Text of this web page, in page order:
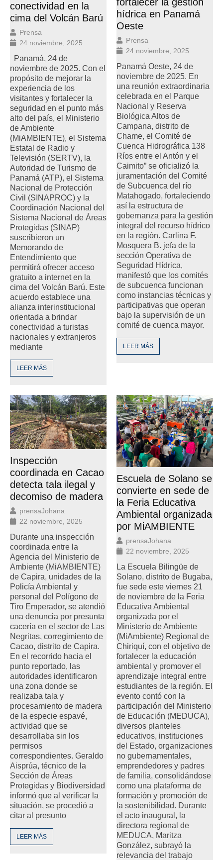
conectividad en la
cima del Volcán Barú
Prensa
24 noviembre, 2025
Panamá, 24 de
noviembre de 2025. Con el
propósito de mejorar la
experiencia de los
visitantes y fortalecer la
seguridad en el punto más
alto del país, el Ministerio
de Ambiente
(MiAMBIENTE), el Sistema
Estatal de Radio y
Televisión (SERTV), la
Autoridad de Turismo de
Panamá (ATP), el Sistema
Nacional de Protección
Civil (SINAPROC) y la
Coordinación Nacional del
Sistema Nacional de Áreas
Protegidas (SINAP)
suscribieron un
Memorando de
Entendimiento que
permitirá ofrecer acceso
gratuito a internet en la
cima del Volcán Barú. Este
acuerdo establece una
alianza interinstitucional
orientada a brindar
conectividad a turistas
nacionales y extranjeros
mediante
LEER MÁS
hídrica en Panamá
Oeste
Prensa
24 noviembre, 2025
Panamá Oeste, 24 de
noviembre de 2025. En
una reunión extraordinaria
celebrada en el Parque
Nacional y Reserva
Biológica Altos de
Campana, distrito de
Chame, el Comité de
Cuenca Hidrográfica 138
Ríos entre el Antón y el
Caimito” se oficializó la
juramentación del Comité
de Subcuenca del río
Matahogado, fortaleciendo
así la estructura de
gobernanza para la gestión
integral del recurso hídrico
en la región. Carlina F.
Mosquera B. jefa de la
sección Operativa de
Seguridad Hídrica,
manifestó que los comités
de subcuenca funcionan
como instancias técnicas y
participativas que operan
bajo la supervisión de un
comité de cuenca mayor.
LEER MÁS
Inspección
coordinada en Cacao
detecta tala ilegal y
decomiso de madera
prensaJohana
22 noviembre, 2025
Durante una inspección
coordinada entre la
Agencia del Ministerio de
Ambiente (MiAMBIENTE)
de Capira, unidades de la
Policía Ambiental y
personal del Polígono de
Tiro Emperador, se atendió
una denuncia por presunta
cacería en el sector de Las
Negritas, corregimiento de
Cacao, distrito de Capira.
En el recorrido hacia el
punto reportado, las
autoridades identificaron
una zona donde se
realizaba tala y
procesamiento de madera
de la especie espavé,
actividad que se
desarrollaba sin los
permisos
correspondientes. Geraldo
Aisprúa, técnico de la
Sección de Áreas
Protegidas y Biodiversidad
informó que al verificar la
situación, se procedió a
citar al presunto
LEER MÁS
Escuela de Solano se
convierte en sede de
la Feria Educativa
Ambiental organizada
por MiAMBIENTE
prensaJohana
22 noviembre, 2025
La Escuela Bilingüe de
Solano, distrito de Bugaba,
fue sede este viernes 21
de noviembre de la Feria
Educativa Ambiental
organizada por el
Ministerio de Ambiente
(MiAmbiente) Regional de
Chiriquí, con el objetivo de
fortalecer la educación
ambiental y promover el
aprendizaje integral entre
estudiantes de la región. El
evento contó con la
participación del Ministerio
de Educación (MEDUCA),
diversos planteles
educativos, instituciones
del Estado, organizaciones
no gubernamentales,
emprendedores y padres
de familia, consolidándose
como una plataforma de
formación y promoción de
la sostenibilidad. Durante
el acto inaugural, la
directora regional de
MEDUCA, Maritza
González, subrayó la
relevancia del trabajo